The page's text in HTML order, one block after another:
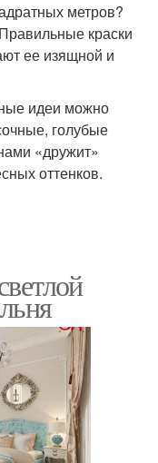
метров?
краски
ее изящной и
идеи можно
голубые
«дружит»
оттенков.